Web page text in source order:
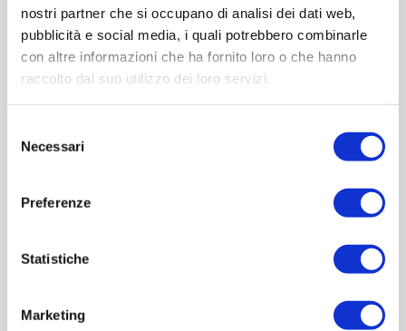
nostri partner che si occupano di analisi dei dati web,
pubblicità e social media, i quali potrebbero combinarle
con altre informazioni che ha fornito loro o che hanno
raccolto dal suo utilizzo dei loro servizi.
delNecessari
Preferenze
Statistiche
Marketing
Bordolese Class 1500 ts